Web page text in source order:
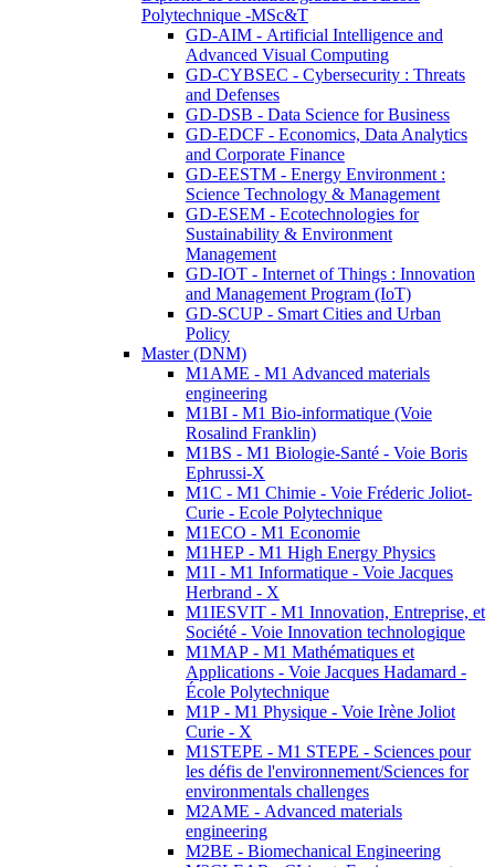
Polytechnique -MSc&T
GD-AIM - Artificial Intelligence and
Advanced Visual Computing
GD-CYBSEC - Cybersecurity : Threats
and Defenses
GD-DSB - Data Science for Business
GD-EDCF - Economics, Data Analytics
and Corporate Finance
GD-EESTM - Energy Environment :
Science Technology & Management
GD-ESEM - Ecotechnologies for
Sustainability & Environment
Management
GD-IOT - Internet of Things : Innovation
and Management Program (IoT)
GD-SCUP - Smart Cities and Urban
Policy
Master (DNM)
M1AME - M1 Advanced materials
engineering
M1BI - M1 Bio-informatique (Voie
Rosalind Franklin)
M1BS - M1 Biologie-Santé - Voie Boris
Ephrussi-X
M1C - M1 Chimie - Voie Fréderic Joliot-
Curie - Ecole Polytechnique
M1ECO - M1 Economie
M1HEP - M1 High Energy Physics
M1I - M1 Informatique - Voie Jacques
Herbrand - X
M1IESVIT - M1 Innovation, Entreprise, et
Société - Voie Innovation technologique
M1MAP - M1 Mathématiques et
Applications - Voie Jacques Hadamard -
École Polytechnique
M1P - M1 Physique - Voie Irène Joliot
Curie - X
M1STEPE - M1 STEPE - Sciences pour
les défis de l'environnement/Sciences for
environmentals challenges
M2AME - Advanced materials
engineering
M2BE - Biomechanical Engineering